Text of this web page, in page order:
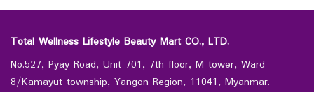
Total Wellness Lifestyle Beauty Mart CO., LTD.
No.527, Pyay Road, Unit 701, 7th floor, M tower, Ward
8/Kamayut township, Yangon Region, 11041, Myanmar.